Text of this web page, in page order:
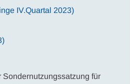
IV.Quartal 2023)
für